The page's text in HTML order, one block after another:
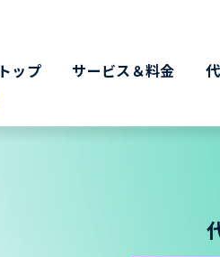
トップ サービス＆料金